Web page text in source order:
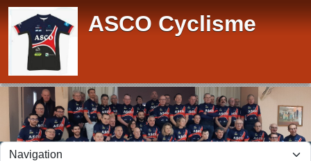
ASCO Cyclisme
Panneau de gestion des cookies